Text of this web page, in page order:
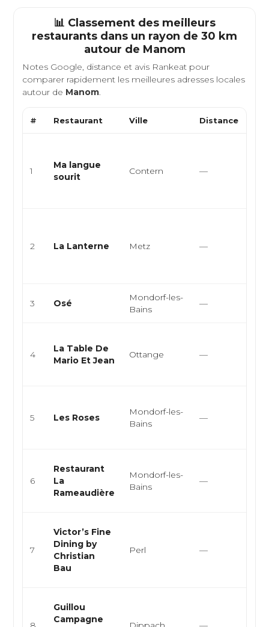
📊 Classement des meilleurs
restaurants dans un rayon de 30 km
autour de Manom
Notes Google, distance et avis Rankeat pour
comparer rapidement les meilleures adresses locales
autour de Manom.
# Restaurant Ville Distance
1
Ma langue
sourit
Contern —
2 La Lanterne Metz —
3 Osé
Mondorf-les-
Bains
—
4
La Table De
Mario Et Jean
Ottange —
5 Les Roses
Mondorf-les-
Bains
—
6
Restaurant
La
Rameaudière
Mondorf-les-
Bains
—
7
Victor’s Fine
Dining by
Christian
Bau
Perl —
Guillou
Campagne